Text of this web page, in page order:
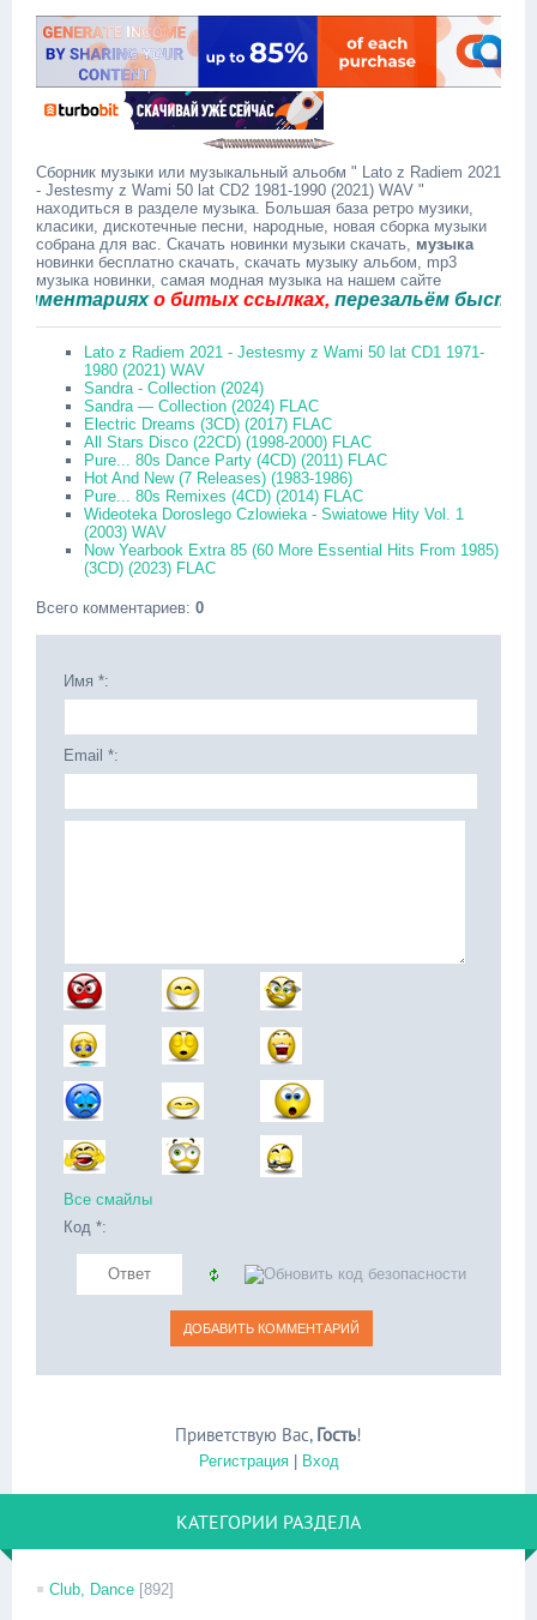
Сборник музыки или музыкальный альобм " Lato z Radiem 2021
- Jestesmy z Wami 50 lat CD2 1981-1990 (2021) WAV "
находиться в разделе музыка. Большая база ретро музики,
класики, дискотечные песни, народные, новая сборка музыки
собрана для вас. Скачать новинки музыки скачать, музыка
новинки бесплатно скачать, скачать музыку альбом, mp3
музыка новинки, самая модная музыка на нашем сайте
о битых ссылках,перезальём быстро.
Lato z Radiem 2021 - Jestesmy z Wami 50 lat CD1 1971-
1980 (2021) WAV
Sandra - Collection (2024)
Sandra — Collection (2024) FLAC
Electric Dreams (3CD) (2017) FLAC
All Stars Disco (22CD) (1998-2000) FLAC
Pure... 80s Dance Party (4CD) (2011) FLAC
Hot And New (7 Releases) (1983-1986)
Pure... 80s Remixes (4CD) (2014) FLAC
Wideoteka Doroslego Czlowieka - Swiatowe Hity Vol. 1
(2003) WAV
Now Yearbook Extra 85 (60 More Essential Hits From 1985)
(3CD) (2023) FLAC
Всего комментариев: 0
Имя *:
Email *:
Все смайлы
Код *:
Приветствую Вас, Гость!
Регистрация| Вход
КАТЕГОРИИ РАЗДЕЛА
Club, Dance [892]